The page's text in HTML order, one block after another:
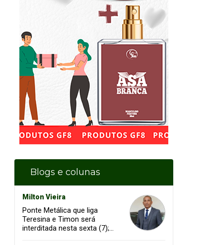
Blogs e colunas
Milton Vieira
Ponte Metálica que liga
Teresina e Timon será
interditada nesta sexta (7);